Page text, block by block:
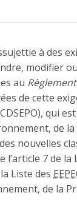
à des
modifier
au
de cette
qui
de
nouvelles
l’article 7 de la
Liste des
de la